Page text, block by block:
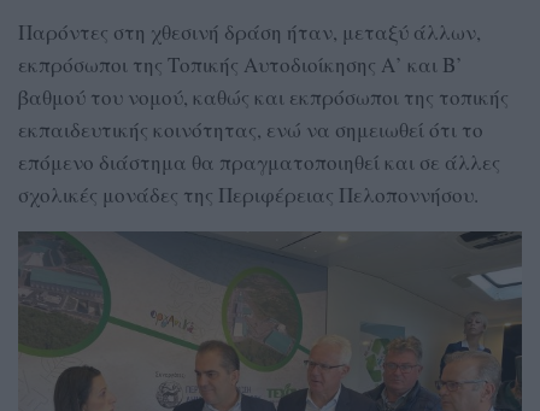
Παρόντες στη χθεσινή δράση ήταν, μεταξύ άλλων,
εκπρόσωποι της Τοπικής Αυτοδιοίκησης Α’ και Β’
βαθμού του νομού, καθώς και εκπρόσωποι της τοπικής
εκπαιδευτικής κοινότητας, ενώ να σημειωθεί ότι το
επόμενο διάστημα θα πραγματοποιηθεί και σε άλλες
σχολικές μονάδες της Περιφέρειας Πελοποννήσου.